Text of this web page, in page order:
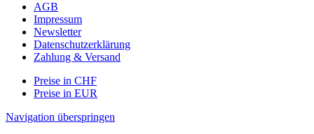
AGB
Impressum
Newsletter
Datenschutzerklärung
Zahlung & Versand
Preise in CHF
Preise in EUR
Navigation überspringen